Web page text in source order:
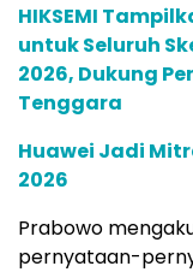
HIKSEMI
untuk Seluruh
2026, Dukung
Tenggara
Huawei Jadi
2026
Prabowo
pernyataan-